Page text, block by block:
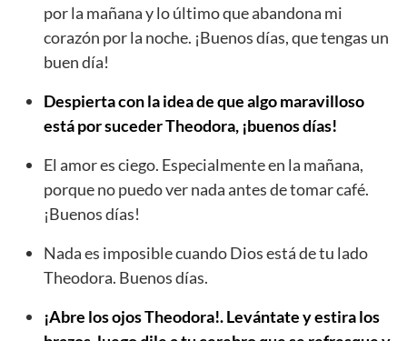
por la mañana y lo último que abandona mi
corazón por la noche. ¡Buenos días, que tengas un
buen día!
Despierta con la idea de que algo maravilloso
está por suceder Theodora, ¡buenos días!
El amor es ciego. Especialmente en la mañana,
porque no puedo ver nada antes de tomar café.
¡Buenos días!
Nada es imposible cuando Dios está de tu lado
Theodora. Buenos días.
¡Abre los ojos Theodora!. Levántate y estira los